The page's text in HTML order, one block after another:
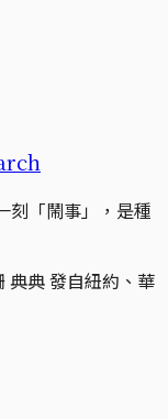
刻「鬧事」，是種
典典 發自紐約、華